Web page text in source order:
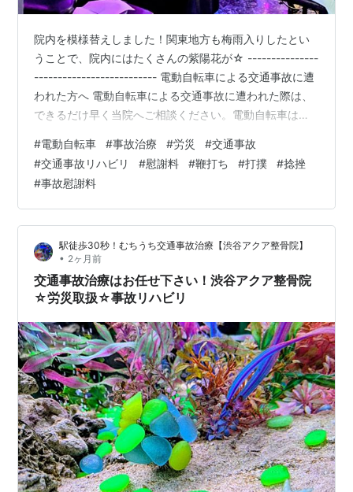
院内を模様替えしました！関東地方も梅雨入りしたとい
うことで、院内にはたくさんの紫陽花が☆ ---------------
-------------------------- 電動自転車による交通事故に遭
われた方へ 電動自転車による交通事故に遭われた際は、
できるだけ早く当院へご相談ください。電動自転車は一
ため、事故の衝撃が大きくなる傾向があります。事故直
後は痛みや違和感がなくても、数日後になってから首や
肩、腰の痛み、頭痛、めまい、しびれなどの症状が現れ
ることも少なくありません。 交通事故によるケガは、通
常の肩こりや腰痛とは異なり、適切な対応と専門…
#電動自転車 #事故治療 #労災 #交通事故
#交通事故リハビリ #慰謝料 #鞭打ち #打撲 #捻挫
#事故慰謝料
駅徒歩30秒！むちうち交通事故治療【渋谷アクア整骨院】
• 2ヶ月前
交通事故治療はお任せ下さい！渋谷アクア整骨院
☆労災取扱☆事故リハビリ